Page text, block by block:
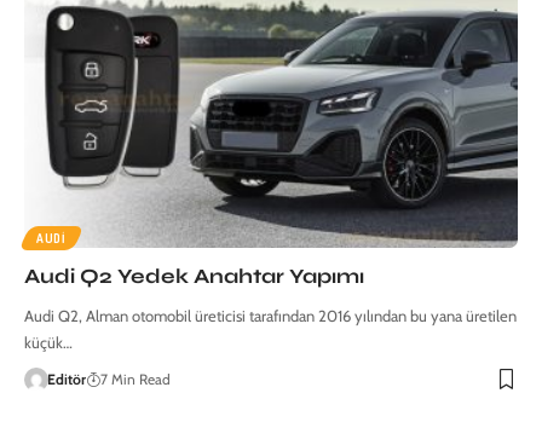
AUDI
Audi Q2 Yedek Anahtar Yapımı
Audi Q2, Alman otomobil üreticisi tarafından 2016 yılından bu yana üretilen
küçük…
Editör 7 Min Read